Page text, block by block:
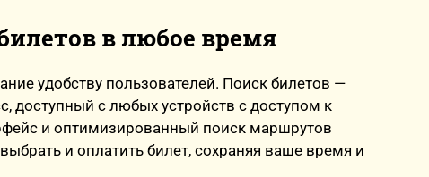
в любое время
удобству пользователей. Поиск билетов —
доступный с любых устройств с доступом к
и оптимизированный поиск маршрутов
и оплатить билет, сохраняя ваше время и